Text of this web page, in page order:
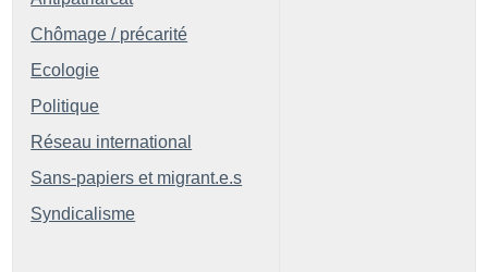
Chômage / précarité
Ecologie
Politique
Réseau international
Sans-papiers et migrant.e.s
Syndicalisme